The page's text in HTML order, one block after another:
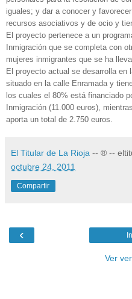
iguales; y dar a conocer y
recursos asociativos y de ocio y
El proyecto pertenece a un
Inmigración que se completa con
mujeres inmigrantes que se ha
El proyecto actual se desarrolla
situado en la calle Enramada y
los cuales el 80% está financiado
Inmigración (11.000 euros),
aporta un total de 2.750 euros.
El Titular de La Rioja -- ® --
octubre 24, 2011
Compartir
‹
Ver